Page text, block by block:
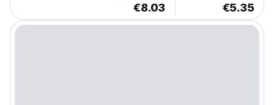
€8.03 €5.35